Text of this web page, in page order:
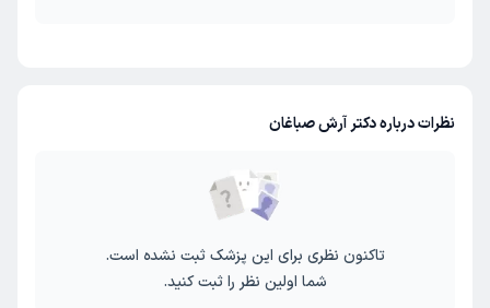
نظرات درباره دکتر آرش صباغان
تاکنون نظری برای این پزشک ثبت نشده است.
شما اولین نظر را ثبت کنید.